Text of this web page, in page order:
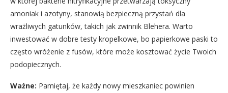
amoniak i azotyny, stanowią bezpieczną przystań dla
wrażliwych gatunków, takich jak zwinnik Blehera. Warto
inwestować w dobre testy kropelkowe, bo papierkowe paski to
często wróżenie z fusów, które może kosztować życie Twoich
podopiecznych.
Ważne: Pamiętaj, że każdy nowy mieszkaniec powinien